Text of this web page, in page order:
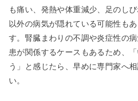
も痛い、発熱や体重減少、足のし
以外の病気が隠れている可能性も
す。腎臓まわりの不調や炎症性の
患が関係するケースもあるため、
う」と感じたら、早めに専門家へ
い。